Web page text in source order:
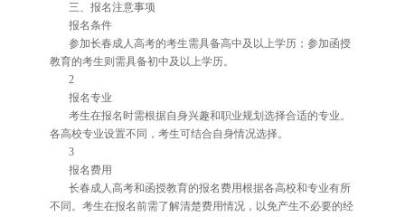
三、报名注意事项
报名条件
参加长春成人高考的考生需具备高中及以上学历；参加函授
教育的考生则需具备初中及以上学历。
2
报名专业
考生在报名时需根据自身兴趣和职业规划选择合适的专业。
各高校专业设置不同，考生可结合自身情况选择。
3
报名费用
长春成人高考和函授教育的报名费用根据各高校和专业有所
不同。考生在报名前需了解清楚费用情况，以免产生不必要的经